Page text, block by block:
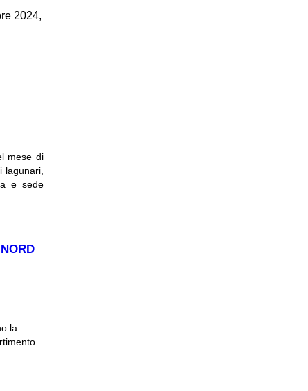
2024,
mese di
lagunari,
e sede
la